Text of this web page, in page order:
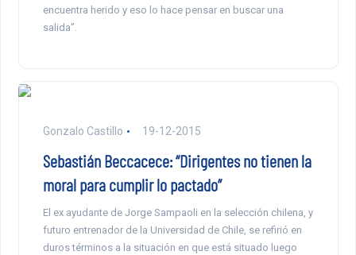
encuentra herido y eso lo hace pensar en buscar una
salida”.
Gonzalo Castillo 19-12-2015
Sebastián Beccacece: “Dirigentes no tienen la
moral para cumplir lo pactado”
El ex ayudante de Jorge Sampaoli en la selección chilena, y
futuro entrenador de la Universidad de Chile, se refirió en
duros términos a la situación en que está situado luego